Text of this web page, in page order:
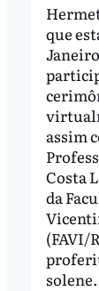
que
assim
Costa
da
(FAVI/
solene.